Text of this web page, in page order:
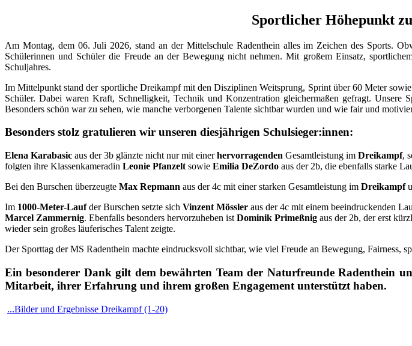
Sportlicher Höhepunkt
Am Montag, dem 06. Juli 2026, stand an der Mittelschule Radenthein alles im Zeichen des Sports.
Schülerinnen und Schüler die Freude an der Bewegung nicht nehmen. Mit großem Einsatz,
Schuljahres.
Im Mittelpunkt stand der sportliche Dreikampf mit den Disziplinen Weitsprung, Sprint über 60 Meter
Schüler. Dabei waren Kraft, Schnelligkeit, Technik und Konzentration gleichermaßen gefragt.
Besonders schön war zu sehen, wie manche verborgenen Talente sichtbar wurden und wie fair und
Besonders stolz gratulieren wir unseren diesjährigen Schulsieger:innen:
Elena Karabasic aus der 3b glänzte nicht nur mit einerhervorragenden Gesamtleistung im Dreikampf,
folgten ihre Klassenkameradin Leonie Pfanzelt sowie Emilia DeZordo aus der 2b, die ebenfalls starke
Bei den Burschen überzeugte Max Repmann aus der 4c mit einer starken Gesamtleistung im Dreikampf
Im 1000-Meter-Laufder Burschen setzte sich Vinzent Mössler aus der 4c mit einem beeindruckenden
Marcel Zammernig. Ebenfalls besonders hervorzuheben ist Dominik Primeßnig aus der 2b, der erst
wieder sein großes läuferisches Talent zeigte.
Der Sporttag der MS Radenthein machte eindrucksvoll sichtbar, wie viel Freude an Bewegung, Fairness,
Ein besonderer Dank gilt dem bewährten Team der Naturfreunde Radenthein
Mitarbeit, ihrer Erfahrung und ihrem großen Engagement unterstützt haben.
...Bilder und Ergebnisse Dreikampf (1-20)